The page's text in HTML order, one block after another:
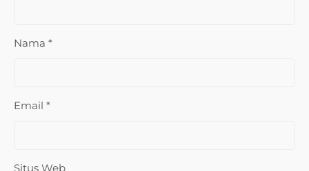
Nama *
Email *
Situs Web